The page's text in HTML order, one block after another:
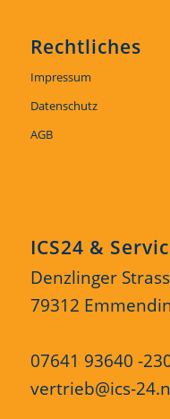
Rechtliches
Impressum
Datenschutz
AGB
ICS24 &
Denzlinger
79312
07641 93640 -
vertrieb@ics-